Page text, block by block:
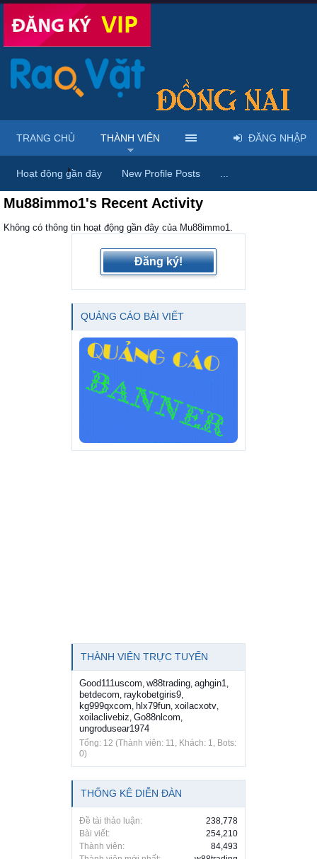
Trang chủ Thành viên
Mu88immo1's Recent Activity
Không có thông tin hoạt động gần đây của Mu88immo1.
Đăng ký!
QUẢNG CÁO BÀI VIẾT
THÀNH VIÊN TRỰC TUYẾN
Good111uscom, w88trading, aghgin1,
betdecom, raykobetgiris9,
kg999qxcom, hlx79fun, xoilacxotv,
xoilaclivebiz, Go88nlcom,
ungrodusear1974
Tổng: 12 (Thành viên: 11, Khách: 1, Bots:
0)
THỐNG KÊ DIỄN ĐÀN
Đề tài thảo luận:
238,778
Bài viết:
254,210
Thành viên:
84,493
TRANG CHỦ THÀNH VIÊN
Hoạt động gần đây New Profile Posts
ĐĂNG NHẬP